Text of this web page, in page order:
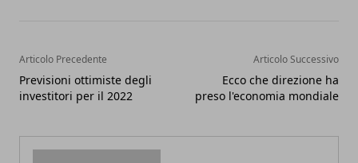
Articolo Precedente
Previsioni ottimiste degli
investitori per il 2022
Articolo Successivo
Ecco che direzione ha
preso l'economia mondiale